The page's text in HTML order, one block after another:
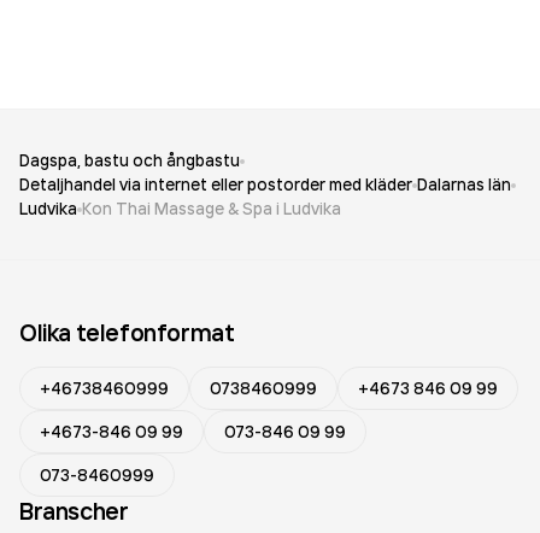
Dagspa, bastu och ångbastu
Detaljhandel via internet eller postorder med kläder Dalarnas län
Ludvika Kon Thai Massage & Spa i Ludvika
Olika telefonformat
+46738460999 0738460999
+4673 846 09 99
+4673-846 09 99
073-846 09 99
073-8460999
Branscher